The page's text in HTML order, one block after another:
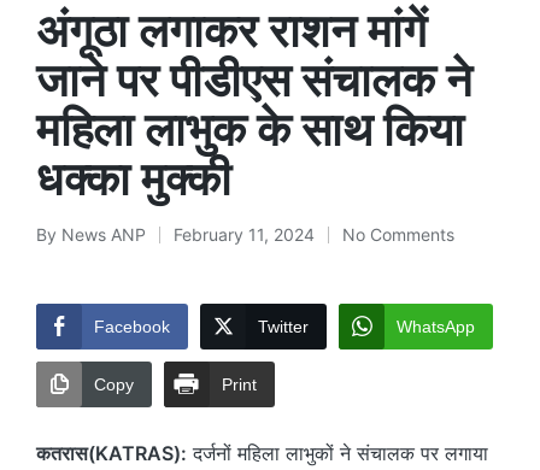
अंगूठा लगाकर राशन मांगें
जाने पर पीडीएस संचालक ने
महिला लाभुक के साथ किया
धक्का मुक्की
Posted
By News ANP February 11, 2024 No Comments
Facebook Twitter WhatsApp
Copy Print
कतरास(KATRAS): दर्जनों महिला लाभुकों ने संचालक पर लगाया